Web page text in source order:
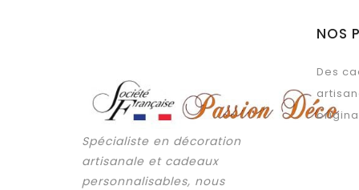
Spécialiste en décoration
artisanale et cadeaux
personnalisables, nous
NOS
Des